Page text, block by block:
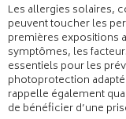
Les allergies solaires,
peuvent toucher les
premières expositions
symptômes, les
essentiels pour les
photoprotection
rappelle également
de bénéficier d’une